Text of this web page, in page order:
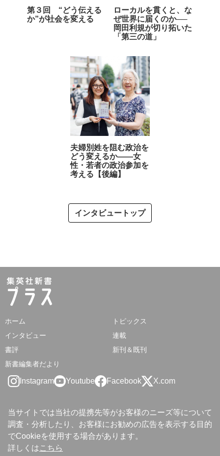
第３回 “どう伝える
か”が社会を変える
ローカルを貫くと、な
ぜ世界に届くのか──
岡田利規が切り拓いた
「第三の道」
夫婦別姓を阻む政治を
どう変えるか――女
性・若者の政治参加を
考える【後編】
インタビュートップ
ホーム
トピックス
インタビュー
連載
書評
新刊＆既刊
新書編集者だより
Instagram Youtube Facebook X.com
当サイトでは当社の提携先等がお客様のニーズ等について
調査・分析したり、お客様にお勧めの広告を表示する目的
でCookieを使用する場合があります。
詳しくはこちら